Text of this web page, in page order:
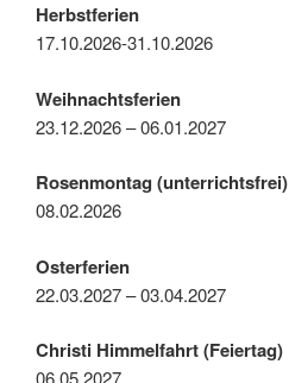
Herbstferien
17.10.2026-31.10.2026
Weihnachtsferien
23.12.2026 – 06.01.2027
Rosenmontag (unterrichtsfrei)
08.02.2026
Osterferien
22.03.2027 – 03.04.2027
Christi Himmelfahrt (Feiertag)
06.05.2027